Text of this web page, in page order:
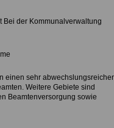
Bei der Kommunalverwaltung
einen sehr
Weitere Gebiete sind
Beamtenversorgung sowie